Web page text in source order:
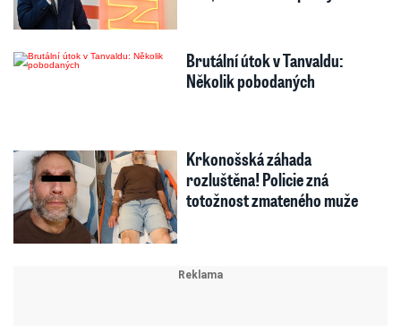
Brutální útok v Tanvaldu:
Několik pobodaných
Krkonošská záhada
rozluštěna! Policie zná
totožnost zmateného muže